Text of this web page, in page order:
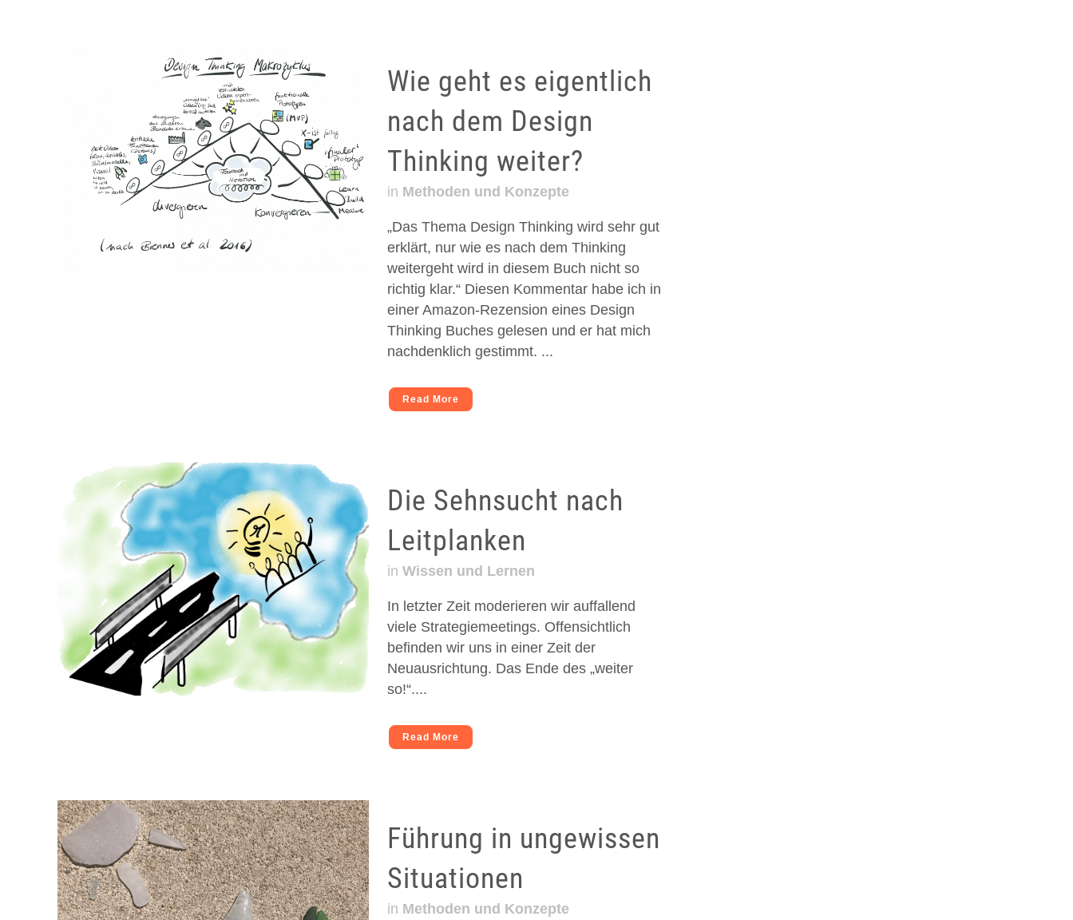
Wie geht es eigentlich
nach dem Design
Thinking weiter?
in Methoden und Konzepte
„Das Thema Design Thinking wird sehr gut
erklärt, nur wie es nach dem Thinking
weitergeht wird in diesem Buch nicht so
richtig klar.“ Diesen Kommentar habe ich in
einer Amazon-Rezension eines Design
Thinking Buches gelesen und er hat mich
nachdenklich gestimmt. ...
Read More
Die Sehnsucht nach
Leitplanken
in Wissen und Lernen
In letzter Zeit moderieren wir auffallend
viele Strategiemeetings. Offensichtlich
befinden wir uns in einer Zeit der
Neuausrichtung. Das Ende des „weiter
so!“....
Read More
Führung in ungewissen
Situationen
in Methoden und Konzepte